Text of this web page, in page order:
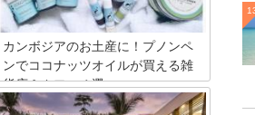
カンボジアのお土産に！プノンペ
ンでココナッツオイルが買える雑
貨店＆カフェ４選
カンボジア産のココナッツオイルは、品